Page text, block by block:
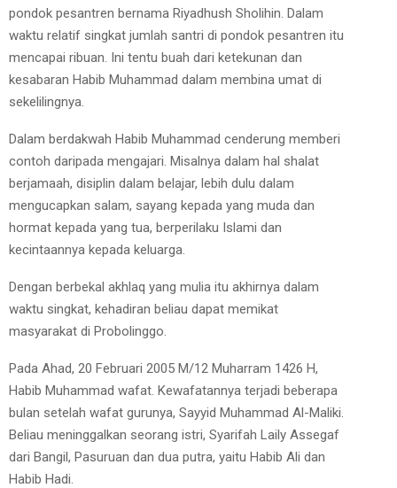
pondok pesantren bernama Riyadhush Sholihin. Dalam
waktu relatif singkat jumlah santri di pondok pesantren itu
mencapai ribuan. Ini tentu buah dari ketekunan dan
kesabaran Habib Muhammad dalam membina umat di
sekelilingnya.
Dalam berdakwah Habib Muhammad cenderung memberi
contoh daripada mengajari. Misalnya dalam hal shalat
berjamaah, disiplin dalam belajar, lebih dulu dalam
mengucapkan salam, sayang kepada yang muda dan
hormat kepada yang tua, berperilaku Islami dan
kecintaannya kepada keluarga.
Dengan berbekal akhlaq yang mulia itu akhirnya dalam
waktu singkat, kehadiran beliau dapat memikat
masyarakat di Probolinggo.
Pada Ahad, 20 Februari 2005 M/12 Muharram 1426 H,
Habib Muhammad wafat. Kewafatannya terjadi beberapa
bulan setelah wafat gurunya, Sayyid Muhammad Al-Maliki.
Beliau meninggalkan seorang istri, Syarifah Laily Assegaf
dari Bangil, Pasuruan dan dua putra, yaitu Habib Ali dan
Habib Hadi.